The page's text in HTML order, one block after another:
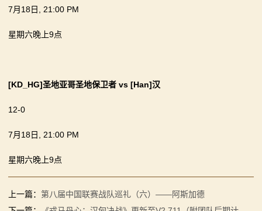
7月18日, 21:00 PM
星期六晚上9点
[KD_HG]圣地亚哥圣地保卫者 vs [Han]汉
12-0
7月18日, 21:00 PM
星期六晚上9点
上一篇： 第八届中国联赛战队巡礼（六）——阿斯加德